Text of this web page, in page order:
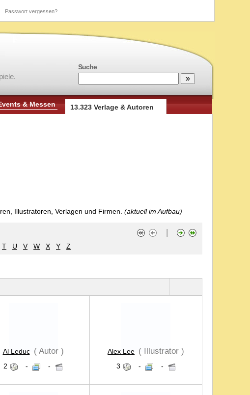
Passwort vergessen?
Suche
& Messen 13.323 Verlage & Autoren
Illustratoren, Verlagen und Firmen. (aktuell im Aufbau)
|
T U V W X Y Z
Al Leduc ( Autor )
2 - -
Alex Lee ( Illustrator )
3 - -